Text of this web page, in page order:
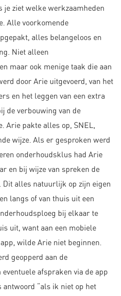
je ziet welke werkzaamheden
Alle voorkomende
alles belangeloos en
Niet alleen
maar ook menige taak die aan
door Arie uitgevoerd, van het
en het leggen van een extra
de verbouwing van de
Arie pakte alles op, SNEL,
wijze. Als er gesproken werd
onderhoudsklus had Arie
en bij wijze van spreken de
Dit alles natuurlijk op zijn eigen
langs of van thuis uit een
bij elkaar te
uit, want aan een mobiele
wilde Arie niet beginnen.
geopperd aan de
afspraken via de app
antwoord “als ik niet op het